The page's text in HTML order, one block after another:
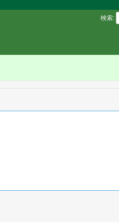
検索: